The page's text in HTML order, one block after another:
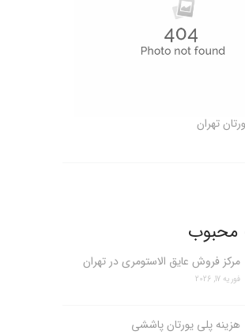
تهران
محبوب
مرکز فروش عایق الاستومری در تهران
فوریه 17, 2026
هزینه پلی یورتان پاششی